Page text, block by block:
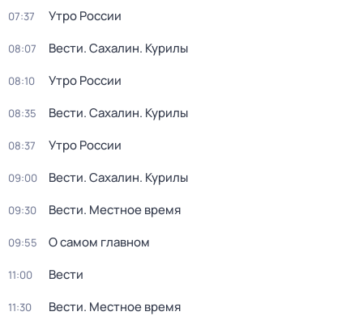
07:37 Утро России
08:07 Вести. Сахалин. Курилы
08:10 Утро России
08:35 Вести. Сахалин. Курилы
08:37 Утро России
09:00 Вести. Сахалин. Курилы
09:30 Вести. Местное время
09:55 О самом главном
11:00 Вести
11:30 Вести. Местное время